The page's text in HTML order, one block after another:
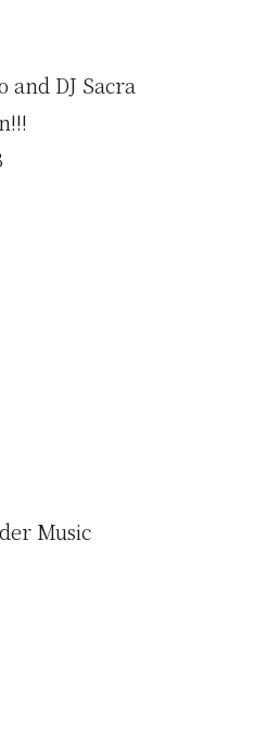
and DJ Sacra
Music